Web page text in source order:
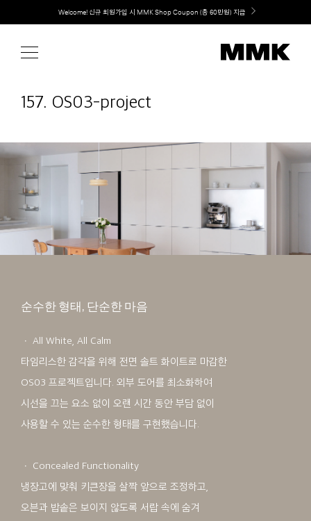
content
취향대로 완성하는 커스텀 아일랜드 키친, MMK The Island 출시
157. OS03-project
순수한 형태, 단순한 마음
ㆍ All White, All Calm
타임리스한 감각을 위해 전면 솔트 화이트로 마감한
OS03 프로젝트입니다. 외부 도어를 최소화하여
시선을 끄는 요소 없이 오랜 시간 동안 부담 없이
사용할 수 있는 순수한 형태를 구현했습니다.
ㆍ Concealed Functionality
냉장고에 맞춰 키큰장을 살짝 앞으로 조정하고,
오븐과 밥솥은 보이지 않도록 서랍 속에 숨겨